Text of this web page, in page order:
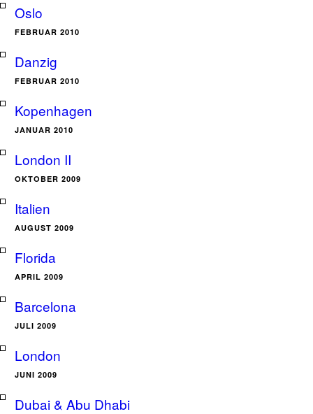
Oslo
FEBRUAR 2010
Danzig
FEBRUAR 2010
Kopenhagen
JANUAR 2010
London II
OKTOBER 2009
Italien
AUGUST 2009
Florida
APRIL 2009
Barcelona
JULI 2009
London
JUNI 2009
Dubai & Abu Dhabi